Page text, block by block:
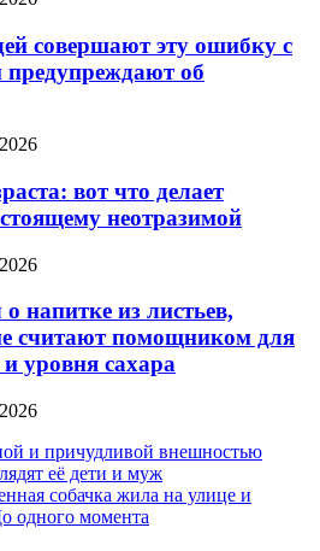
совершают эту ошибку с
предупреждают об
вот что делает
неотразимой
напитке из листьев,
считают помощником для
и уровня сахара
и причудливой внешностью
её дети и муж
собачка жила на улице и
одного момента